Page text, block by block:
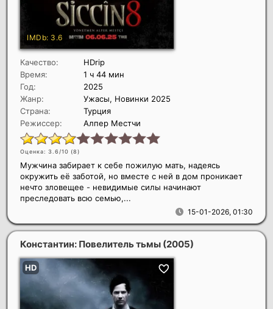
Качество:
HDrip
Время:
1 ч 44 мин
Год:
2025
Жанр:
Ужасы, Новинки 2025
Страна:
Турция
Режиссер:
Алпер Местчи
Оценка: 3.6/10 (8)
15-01-2026, 01:30
Мужчина забирает к себе пожилую мать, надеясь
окружить её заботой, но вместе с ней в дом проникает
нечто зловещее - невидимые силы начинают
преследовать всю семью,...
Константин: Повелитель тьмы (2005)